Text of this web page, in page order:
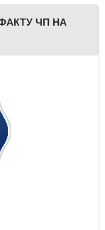
ЧП НА